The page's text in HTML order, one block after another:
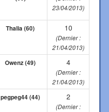
23/04/2013)
Thalia (60) 10
(Dernier :
21/04/2013)
Owenz (49) 4
(Dernier :
21/04/2013)
pegpeg44 (44) 2
(Dernier :